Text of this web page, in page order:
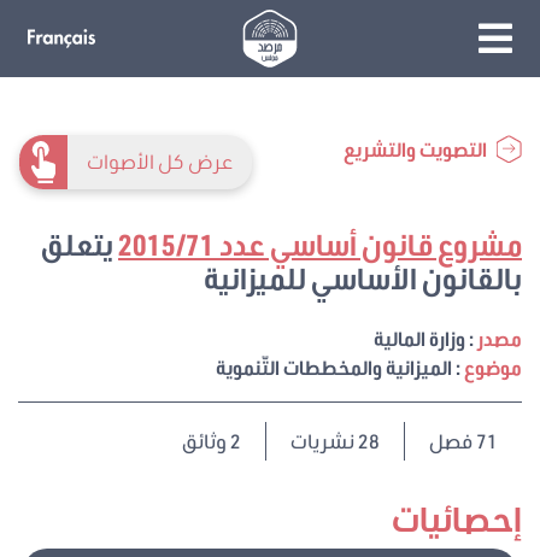
التصويت والتشريع عرض كل الأصوات
إحصائيات
مشروع قانون أساسي عدد 2015/71
يتعلق
بالقانون الأساسي للميزانية
مصدر : وزارة المالية
موضوع: الميزانية والمخططات التّنموية
71فصل 28 نشريات 2 وثائق